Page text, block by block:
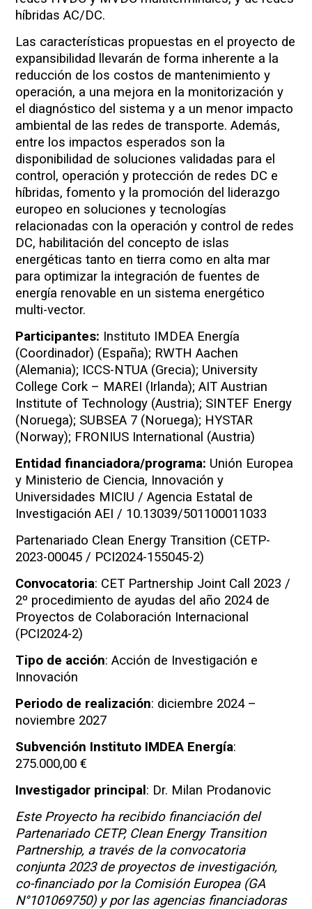
híbridas AC/DC.
Las características propuestas en el proyecto de
expansibilidad llevarán de forma inherente a la
reducción de los costos de mantenimiento y
operación, a una mejora en la monitorización y
el diagnóstico del sistema y a un menor impacto
ambiental de las redes de transporte. Además,
entre los impactos esperados son la
disponibilidad de soluciones validadas para el
control, operación y protección de redes DC e
híbridas, fomento y la promoción del liderazgo
europeo en soluciones y tecnologías
relacionadas con la operación y control de redes
DC, habilitación del concepto de islas
energéticas tanto en tierra como en alta mar
para optimizar la integración de fuentes de
energía renovable en un sistema energético
multi-vector.
Participantes: Instituto IMDEA Energía
(Coordinador) (España); RWTH Aachen
(Alemania); ICCS-NTUA (Grecia); University
College Cork – MAREI (Irlanda); AIT Austrian
Institute of Technology (Austria); SINTEF Energy
(Noruega); SUBSEA 7 (Noruega); HYSTAR
(Norway); FRONIUS International (Austria)
Entidad financiadora/programa: Unión Europea
y Ministerio de Ciencia, Innovación y
Universidades MICIU / Agencia Estatal de
Investigación AEI / 10.13039/501100011033
Partenariado Clean Energy Transition (CETP-
2023-00045 / PCI2024-155045-2)
Convocatoria: CET Partnership Joint Call 2023 /
2º procedimiento de ayudas del año 2024 de
Proyectos de Colaboración Internacional
(PCI2024-2)
Tipo de acción: Acción de Investigación e
Innovación
Periodo de realización: diciembre 2024 –
noviembre 2027
Subvención Instituto IMDEA Energía:
275.000,00 €
Investigador principal : Dr. Milan Prodanovic
Este Proyecto ha recibido financiación del
Partenariado CETP, Clean Energy Transition
Partnership, a través de la convocatoria
conjunta 2023 de proyectos de investigación,
co-financiado por la Comisión Europea (GA
N°101069750) y por las agencias financiadoras